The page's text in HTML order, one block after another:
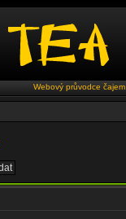
Webový průvodce